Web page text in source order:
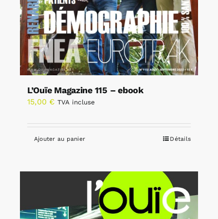
L’Ouïe Magazine 115 – ebook
15,00 € TVA incluse
Ajouter au panier Détails